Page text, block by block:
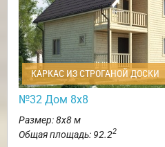
КАРКАС ИЗ СТРОГАНОЙ ДОСКИ
№32 Дом 8х8
Размер: 8х8 м
Общая площадь: 92.22